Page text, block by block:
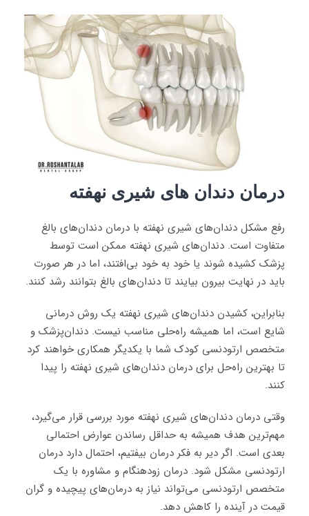
درمان دندان های شیری نهفته
رفع مشکل دندان‌های شیری نهفته با درمان دندان‌های بالغ
متفاوت است. دندان‌های شیری نهفته ممکن است توسط
پزشک کشیده شوند یا خود به خود بی‌افتند، اما در هر صورت
باید در نهایت بیرون بیایند تا دندان‌های بالغ بتوانند رشد کنند.
بنابراین، کشیدن دندان‌های شیری نهفته یک روش درمانی
شایع است، اما همیشه راه‌حلی مناسب نیست. دندان‌پزشک و
متخصص ارتودنسی کودک شما با یکدیگر همکاری خواهند کرد
تا بهترین راه‌حل برای درمان دندان‌های شیری نهفته را پیدا
کنند.
وقتی درمان دندان‌های شیری نهفته مورد بررسی قرار می‌گیرد،
مهم‌ترین هدف همیشه به حداقل رساندن عوارض احتمالی
بعدی است. اگر دیر به فکر درمان بیفتیم، احتمال دارد درمان
ارتودنسی مشکل شود. درمان زودهنگام و مشاوره با یک
متخصص ارتودنسی می‌تواند نیاز به درمان‌های پیچیده و گران
قیمت در آینده را کاهش دهد.